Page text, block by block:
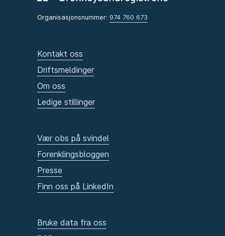
Organisasjonsnummer: 974 760 673
Kontakt oss
Driftsmeldinger
Om oss
Ledige stillinger
Vær obs på svindel
Forenklingsbloggen
Presse
Finn oss på LinkedIn
Bruke data fra oss